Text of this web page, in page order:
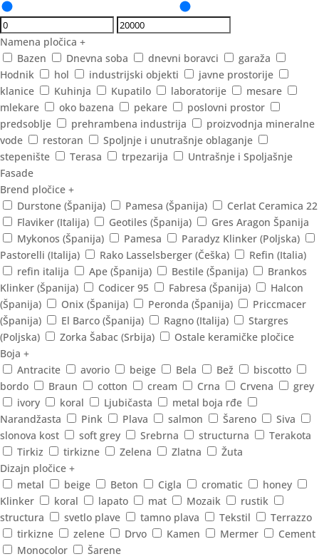
Namena pločica +
Bazen
Dnevna soba dnevni boravci
garaža
Hodnik
hol industrijski objekti
javne prostorije
klanice
Kuhinja Kupatilo laboratorije
mesare
mlekare
oko bazena pekare
poslovni prostor
predsoblje
prehrambena industrija
proizvodnja mineralne
vode
restoran
Spoljnje i unutrašnje oblaganje
stepenište
Terasa trpezarija
Untrašnje i Spoljašnje
Fasade
Brend pločice +
Durstone (Španija)
Pamesa (Španija)
Cerlat Ceramica 22
Flaviker (Italija)
Geotiles (Španija)
Gres Aragon Španija
Mykonos (Španija)
Pamesa
Paradyz Klinker (Poljska)
Pastorelli (Italija)
Rako Lasselsberger (Češka)
Refin (Italia)
refin italija
Ape (Španija) Bestile (Španija)
Brankos
Klinker (Španija)
Codicer 95 Fabresa (Španija)
Halcon
(Španija)
Onix (Španija) Peronda (Španija)
Priccmacer
(Španija)
El Barco (Španija) Ragno (Italija)
Stargres
(Poljska)
Zorka Šabac (Srbija)
Ostale keramičke pločice
Boja +
Antracite
avorio beige Bela Bež
biscotto
bordo
Braun cotton cream Crna Crvena
grey
ivory
koral Ljubičasta
metal boja rđe
Narandžasta
Pink Plava salmon Šareno
Siva
slonova kost
soft grey Srebrna structurna
Terakota
Tirkiz
tirkizne Zelena Zlatna
Žuta
Dizajn pločice +
metal
beige Beton Cigla cromatic
honey
Klinker
koral lapato mat Mozaik
rustik
structura
svetlo plave tamno plava Tekstil
Terrazzo
tirkizne
zelene Drvo Kamen Mermer
Cement
Monocolor
Šarene